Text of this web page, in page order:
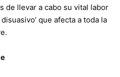
de llevar a cabo su vital labor
que afecta a toda la